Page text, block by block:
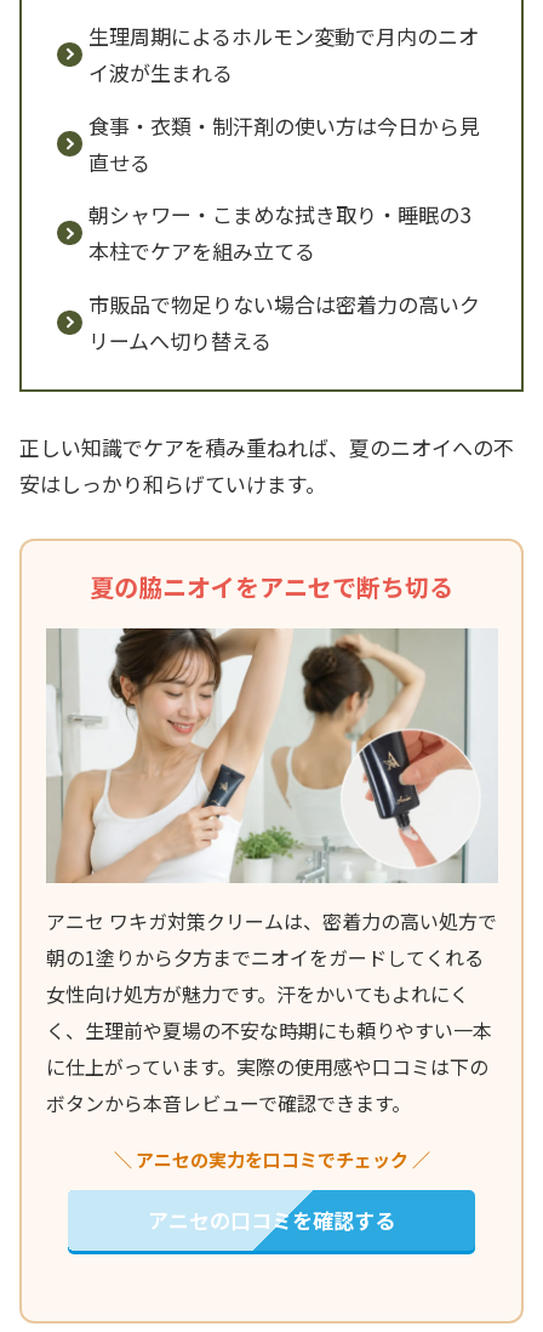
生理周期によるホルモン変動で月内のニオ
イ波が生まれる
食事・衣類・制汗剤の使い方は今日から見
直せる
朝シャワー・こまめな拭き取り・睡眠の3
本柱でケアを組み立てる
市販品で物足りない場合は密着力の高いク
リームへ切り替える
正しい知識でケアを積み重ねれば、夏のニオイへの不
安はしっかり和らげていけます。
夏の脇ニオイをアニセで断ち切る
アニセ ワキガ対策クリームは、密着力の高い処方で
朝の1塗りから夕方までニオイをガードしてくれる
女性向け処方が魅力です。汗をかいてもよれにく
く、生理前や夏場の不安な時期にも頼りやすい一本
に仕上がっています。実際の使用感や口コミは下の
ボタンから本音レビューで確認できます。
＼ アニセの実力を口コミでチェック ／
アニセの口コミを確認する